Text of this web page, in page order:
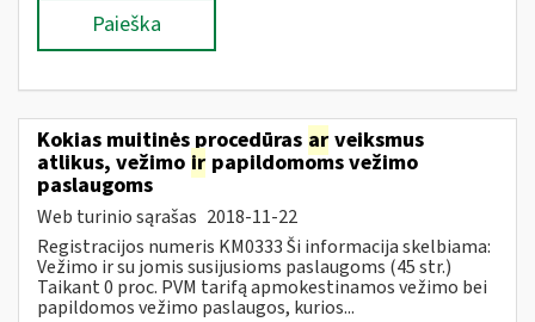
Paieška
Kokias muitinės procedūras ar veiksmus
atlikus, vežimo ir papildomoms vežimo
paslaugoms
Web turinio sąrašas 2018-11-22
Registracijos numeris KM0333 Ši informacija skelbiama:
Vežimo ir su jomis susijusioms paslaugoms (45 str.)
Taikant 0 proc. PVM tarifą apmokestinamos vežimo bei
papildomos vežimo paslaugos, kurios...